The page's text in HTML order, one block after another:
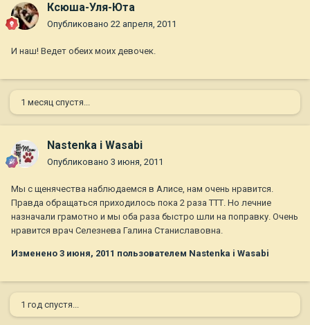
Ксюша-Уля-Юта
Опубликовано 22 апреля, 2011
И наш! Ведет обеих моих девочек.
1 месяц спустя...
Nastenka i Wasabi
Опубликовано 3 июня, 2011
Мы с щенячества наблюдаемся в Алисе, нам очень нравится.
Правда обращаться приходилось пока 2 раза ТТТ. Но лечние
назначали грамотно и мы оба раза быстро шли на поправку. Очень
нравится врач Селезнева Галина Станиславовна.
Изменено 3 июня, 2011 пользователем Nastenka i Wasabi
1 год спустя...